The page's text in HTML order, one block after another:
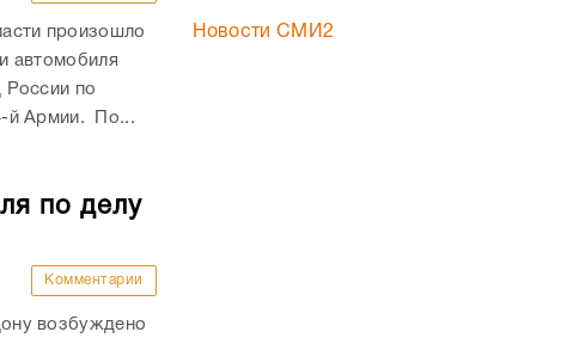
произошло
автомобиля
по
й Армии. По...
по делу
Комментарии
возбуждено
Новости СМИ2